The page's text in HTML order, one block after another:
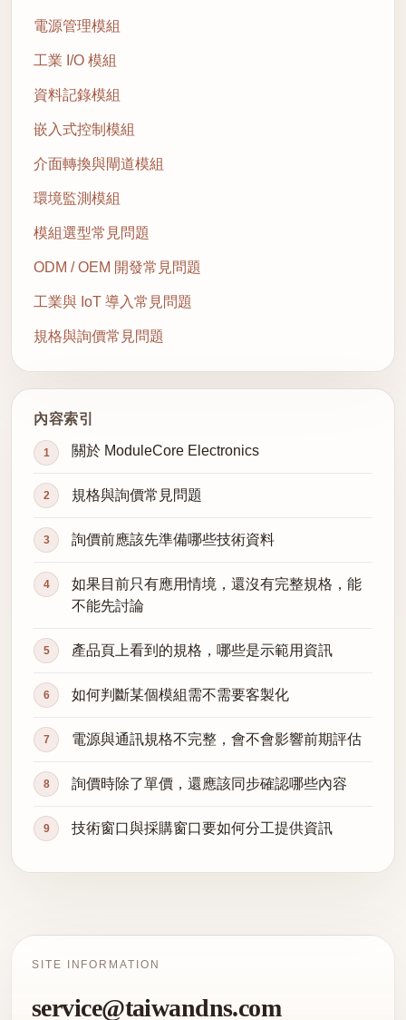
電源管理模組
工業 I/O 模組
資料記錄模組
嵌入式控制模組
介面轉換與閘道模組
環境監測模組
模組選型常見問題
ODM / OEM 開發常見問題
工業與 IoT 導入常見問題
規格與詢價常見問題
內容索引
關於 ModuleCore Electronics
規格與詢價常見問題
詢價前應該先準備哪些技術資料
如果目前只有應用情境，還沒有完整規格，能
不能先討論
產品頁上看到的規格，哪些是示範用資訊
如何判斷某個模組需不需要客製化
電源與通訊規格不完整，會不會影響前期評估
詢價時除了單價，還應該同步確認哪些內容
技術窗口與採購窗口要如何分工提供資訊
SITE INFORMATION
service@taiwandns.com